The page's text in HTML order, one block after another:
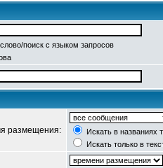
поиск с языком запросов
размещения:
Искать в названиях
Искать только в